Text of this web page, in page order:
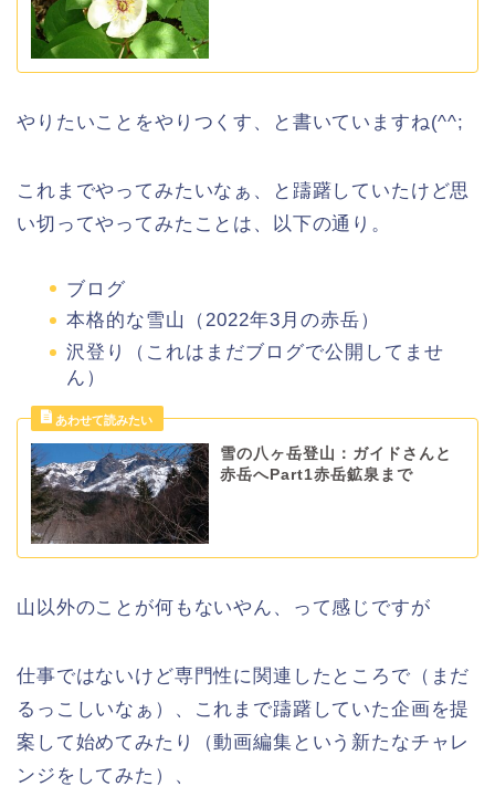
やりたいことをやりつくす、と書いていますね(^^;
これまでやってみたいなぁ、と躊躇していたけど思
い切ってやってみたことは、以下の通り。
ブログ
本格的な雪山（2022年3月の赤岳）
沢登り（これはまだブログで公開してませ
ん）
雪の八ヶ岳登山：ガイドさんと
赤岳へPart1赤岳鉱泉まで
山以外のことが何もないやん、って感じですが
仕事ではないけど専門性に関連したところで（まだ
るっこしいなぁ）、これまで躊躇していた企画を提
案して始めてみたり（動画編集という新たなチャレ
ンジをしてみた）、